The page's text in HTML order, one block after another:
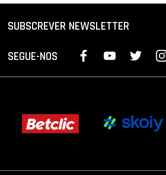
SUBSCREVER NEWSLETTER
SEGUE-NOS